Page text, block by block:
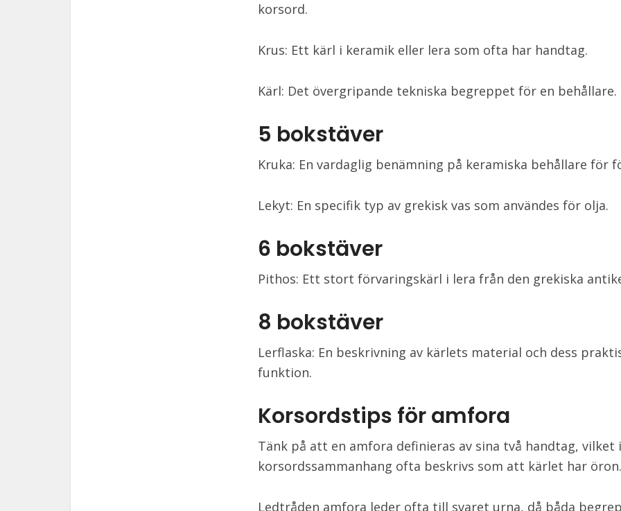
korsord.
Krus: Ett kärl i keramik eller lera som ofta har handtag.
Kärl: Det övergripande tekniska begreppet för en behållare.
5 bokstäver
Kruka: En vardaglig benämning på keramiska behållare för
Lekyt: En specifik typ av grekisk vas som användes för olja.
6 bokstäver
Pithos: Ett stort förvaringskärl i lera från den grekiska
8 bokstäver
Lerflaska: En beskrivning av kärlets material och dess
funktion.
Korsordstips för amfora
Tänk på att en amfora definieras av sina två handtag, vilket i
korsordssammanhang ofta beskrivs som att kärlet har öron.
Ledtråden amfora leder ofta till svaret urna, då båda